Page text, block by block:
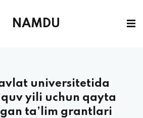
NAMDU
universitetida
yili uchun qayta
ta’lim grantlari